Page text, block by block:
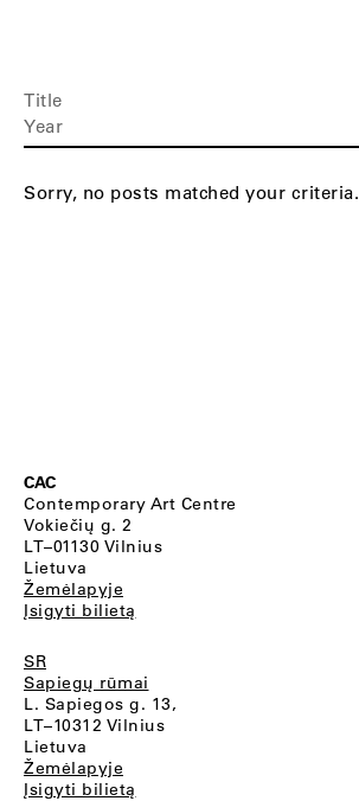
Title
Year
Sorry, no posts matched your criteria.
CAC
Contemporary Art Centre
Vokiečių g. 2
LT–01130 Vilnius
Lietuva
Žemėlapyje
Įsigyti bilietą
SR
Sapiegų rūmai
L. Sapiegos g. 13,
LT–10312 Vilnius
Lietuva
Žemėlapyje
Įsigyti bilietą